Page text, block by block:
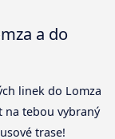
a do
linek do Lomza
na tebou vybraný
trase!